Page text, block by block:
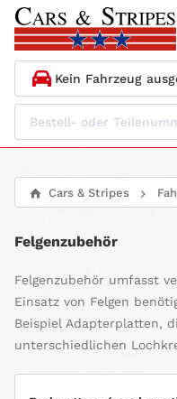
1. HERSTELLER
Cars & Stripes
Felgenzubehör
Felgenzubehör umfasst
Einsatz von Felgen
Beispiel Adapterplatten,
unterschiedlichen